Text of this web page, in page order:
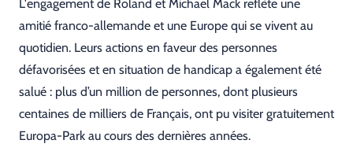
L'engagement de Roland et Michael Mack reflète une
amitié franco-allemande et une Europe qui se vivent au
quotidien. Leurs actions en faveur des personnes
défavorisées et en situation de handicap a également été
salué : plus d’un million de personnes, dont plusieurs
centaines de milliers de Français, ont pu visiter gratuitement
Europa-Park au cours des dernières années.